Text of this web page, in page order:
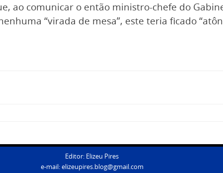
ao comunicar o então ministro-chefe do
“virada de mesa”, este teria ficado
Editor: Elizeu Pires
e-mail:elizeupires.blog@gmail.com